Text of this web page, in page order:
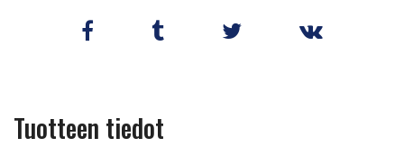
Tuotteen tiedot